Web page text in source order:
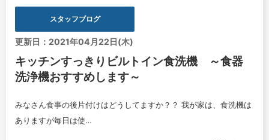
スタッフブログ
更新日：2021年04月22日(木)
キッチンすっきりビルトイン食洗機 ～食器
洗浄機おすすめします～
みなさん食事の後片付けはどうしてますか？？ 我が家は、食洗機は
ありますが毎日は使…